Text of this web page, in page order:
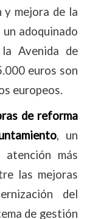
y mejora de la
adoquinado
Avenida de
euros son
europeos.
de reforma
, un
más
las mejoras
del
de gestión